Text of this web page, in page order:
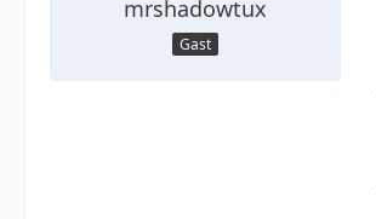
mrshadowtux
Gast